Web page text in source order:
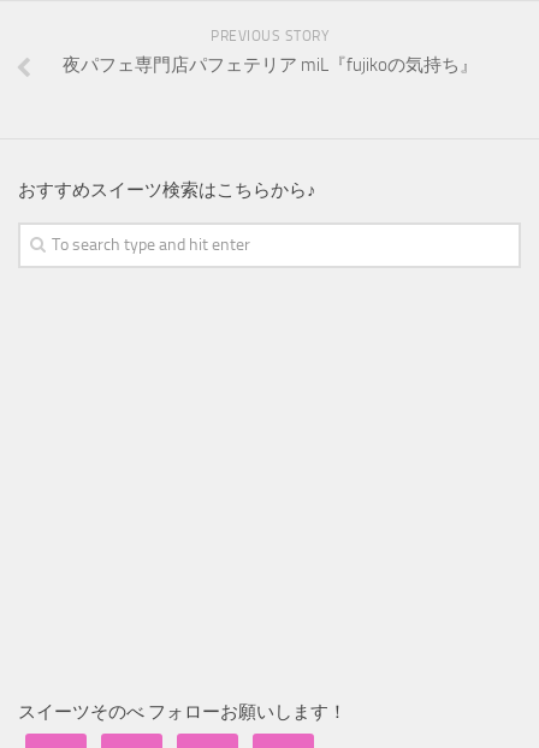
PREVIOUS STORY
夜パフェ専門店パフェテリア miL『fujikoの気持ち』
おすすめスイーツ検索はこちらから♪
スイーツそのべ フォローお願いします！